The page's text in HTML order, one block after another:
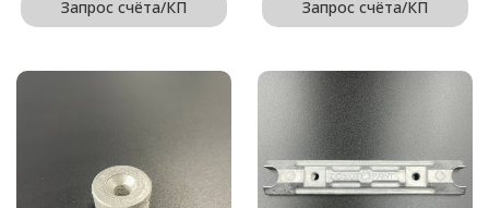
Запрос счёта/КП Запрос счёта/КП